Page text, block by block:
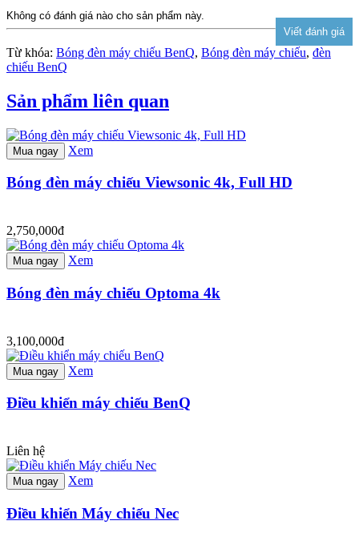
Không có đánh giá nào cho sản phẩm này.
Từ khóa: Bóng đèn máy chiếu BenQ, Bóng đèn máy chiếu, đèn
chiếu BenQ
Sản phẩm liên quan
Mua ngay Xem
Bóng đèn máy chiếu Viewsonic 4k, Full HD
2,750,000đ
Mua ngay Xem
Bóng đèn máy chiếu Optoma 4k
3,100,000đ
Mua ngay Xem
Điều khiển máy chiếu BenQ
Liên hệ
Mua ngay Xem
Điều khiển Máy chiếu Nec